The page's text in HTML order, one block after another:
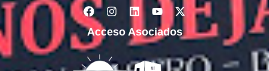
Acceso Asociados